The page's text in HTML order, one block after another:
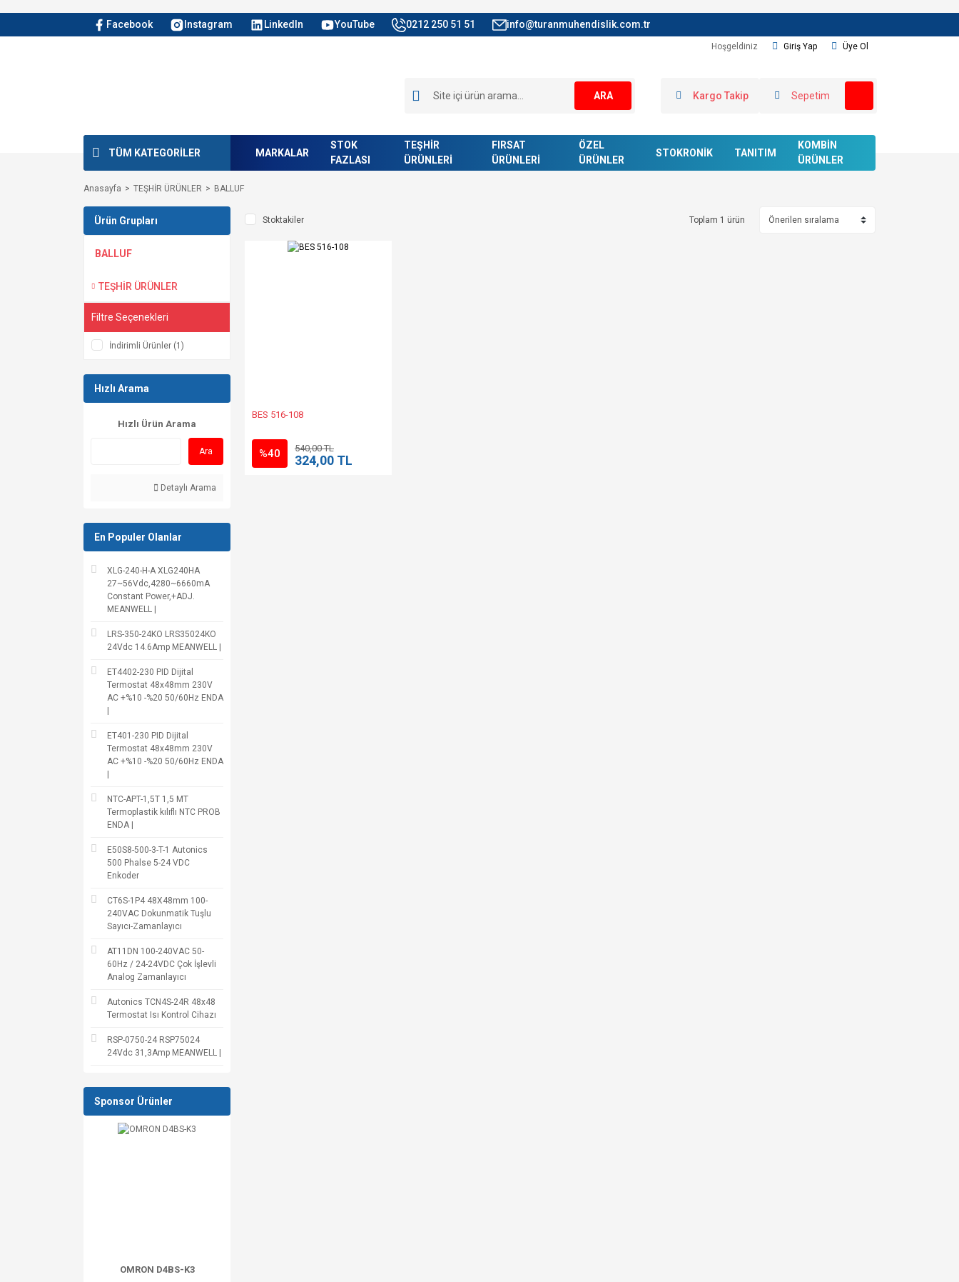
Facebook Instagram LinkedIn YouTube 0212 250 51 51 info@turanmuhendislik.com.tr
Hoşgeldiniz Giriş Yap Üye Ol
ARA Kargo Takip Sepetim
TÜM KATEGORİLER MARKALAR
STOK
FAZLASI
TEŞHİR
ÜRÜNLERİ
FIRSAT
ÜRÜNLERİ
ÖZEL
ÜRÜNLER
STOKRONİK TANITIM
KOMBİN
ÜRÜNLER
Anasayfa TEŞHİR ÜRÜNLER BALLUF
Ürün Grupları
BALLUF
TEŞHİR ÜRÜNLER
Filtre Seçenekleri
İndirimli Ürünler (1)
Hızlı Arama
Hızlı Ürün Arama
Ara
Detaylı Arama
En Populer Olanlar
XLG-240-H-A XLG240HA
27~56Vdc,4280~6660mA
Constant Power,+ADJ.
MEANWELL |
LRS-350-24KO LRS35024KO
24Vdc 14.6Amp MEANWELL |
ET4402-230 PID Dijital
Termostat 48x48mm 230V
AC +%10 -%20 50/60Hz ENDA
ET401-230 PID Dijital
Termostat 48x48mm 230V
AC +%10 -%20 50/60Hz ENDA
NTC-APT-1,5T 1,5 MT
Termoplastik kılıflı NTC PROB
ENDA |
E50S8-500-3-T-1 Autonics
500 Phalse 5-24 VDC
Enkoder
CT6S-1P4 48X48mm 100-
240VAC Dokunmatik Tuşlu
Sayıcı-Zamanlayıcı
AT11DN 100-240VAC 50-
60Hz / 24-24VDC Çok İşlevli
Analog Zamanlayıcı
Autonics TCN4S-24R 48x48
Termostat Isı Kontrol Cihazı
RSP-0750-24 RSP75024
24Vdc 31,3Amp MEANWELL |
Sponsor Ürünler
OMRON D4BS-K3
Stoktakiler Toplam 1 ürün
BES 516-108
%40 540,00 TL
324,00 TL